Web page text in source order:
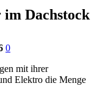
im Dachstock
0
mit ihrer
Elektro die Menge